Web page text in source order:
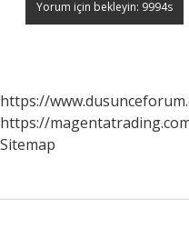
https://
https://
Sitemap